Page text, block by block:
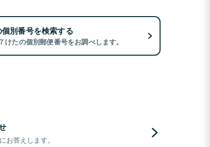
別番号を検索する
けたの個別郵便番号をお調べします。
お答えします。